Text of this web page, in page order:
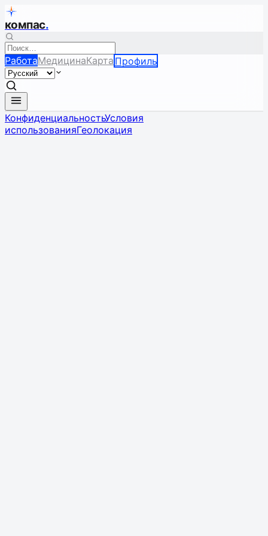
компас.
РаботаМедицинаКарта Профиль
КонфиденциальностьУсловия
использованияГеолокация